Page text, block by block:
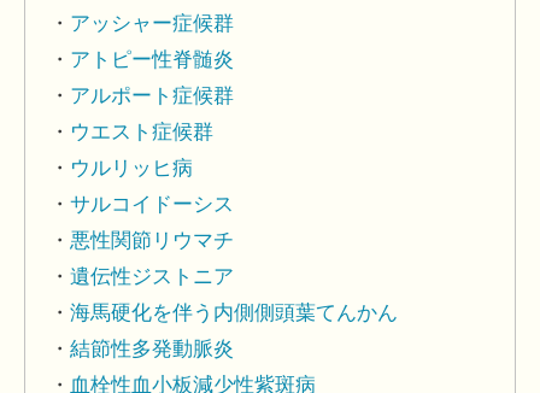
アッシャー症候群
アトピー性脊髄炎
アルポート症候群
ウエスト症候群
ウルリッヒ病
サルコイドーシス
悪性関節リウマチ
遺伝性ジストニア
海馬硬化を伴う内側側頭葉てんかん
結節性多発動脈炎
血栓性血小板減少性紫斑病